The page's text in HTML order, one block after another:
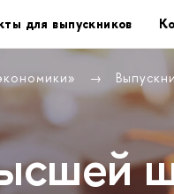
для выпускников